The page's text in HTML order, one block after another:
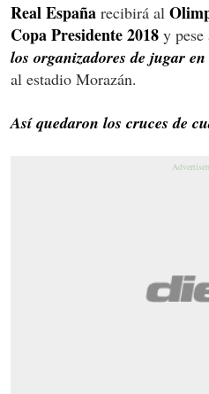
Real España recibirá al
Copa Presidente 2018 y
los organizadores de jugar
al estadio Morazán.
Así quedaron los cruces de